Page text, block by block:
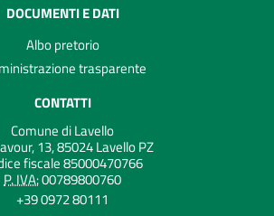
DOCUMENTI E DATI
Albo pretorio
trasparente
CONTATTI
Comune di Lavello
13, 85024 Lavello PZ
fiscale 85000470766
P. IVA:00789800760
+39 0972 80111